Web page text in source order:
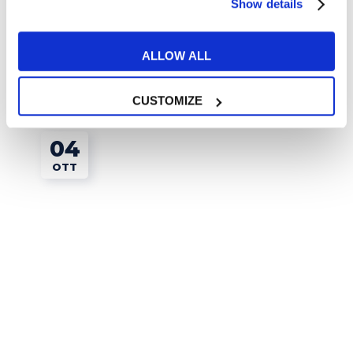
Show details
ALLOW ALL
CUSTOMIZE
04
OTT